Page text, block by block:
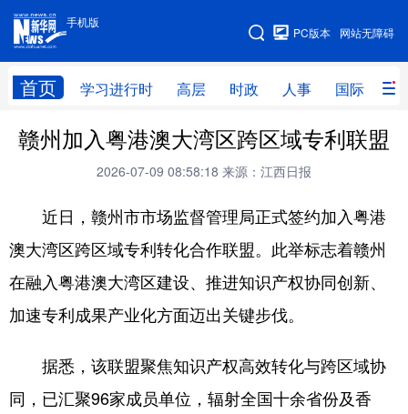
手机版
网站无障碍
PC版本
首页 学习进行时 高层 时政 人事 国际 财
手机版
网站地图
学习进行时 高层 时政 人事
财经 网评
台湾 思客智库 全球连线 教育
科技 科创 量子 体育
文化 书画 健康 军事
访谈 视频 图片
法律 中央文件 金融 汽车
食品 人居 信息化 数字经济
赣州加入粤港澳大湾区跨区域专利联盟
2026-07-09 08:58:18 来源：江西日报
近日，赣州市市场监督管理局正式签约加入粤港
澳大湾区跨区域专利转化合作联盟。此举标志着赣州
在融入粤港澳大湾区建设、推进知识产权协同创新、
加速专利成果产业化方面迈出关键步伐。
据悉，该联盟聚焦知识产权高效转化与跨区域协
同，已汇聚96家成员单位，辐射全国十余省份及香